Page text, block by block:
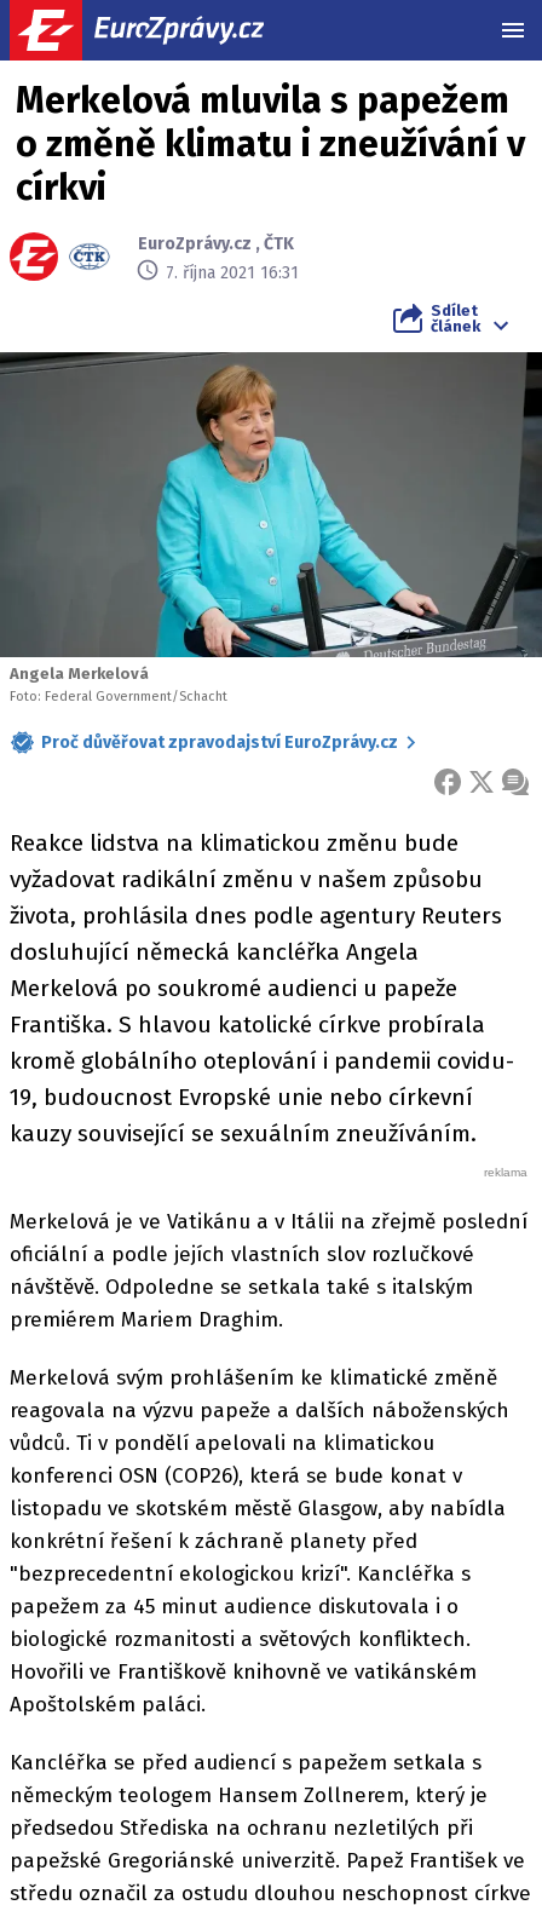
Merkelová mluvila s papežem
o změně klimatu i zneužívání v
církvi
EuroZprávy.cz ,ČTK
7. října 2021 16:31
Sdílet
článek
Angela Merkelová
Foto: Federal Government/Schacht
Proč důvěřovat zpravodajství EuroZprávy.cz
FACEBOOK
X
Reakce lidstva na klimatickou změnu bude
vyžadovat radikální změnu v našem způsobu
života, prohlásila dnes podle agentury Reuters
dosluhující německá kancléřka Angela
Merkelová po soukromé audienci u papeže
Františka. S hlavou katolické církve probírala
kromě globálního oteplování i pandemii covidu-
19, budoucnost Evropské unie nebo církevní
kauzy související se sexuálním zneužíváním.
Merkelová je ve Vatikánu a v Itálii na zřejmě poslední
oficiální a podle jejích vlastních slov rozlučkové
návštěvě. Odpoledne se setkala také s italským
premiérem Mariem Draghim.
Merkelová svým prohlášením ke klimatické změně
reagovala na výzvu papeže a dalších náboženských
vůdců. Ti v pondělí apelovali na klimatickou
konferenci OSN (COP26), která se bude konat v
listopadu ve skotském městě Glasgow, aby nabídla
konkrétní řešení k záchraně planety před
"bezprecedentní ekologickou krizí". Kancléřka s
papežem za 45 minut audience diskutovala i o
biologické rozmanitosti a světových konfliktech.
Hovořili ve Františkově knihovně ve vatikánském
Apoštolském paláci.
Kancléřka se před audiencí s papežem setkala s
německým teologem Hansem Zollnerem, který je
předsedou Střediska na ochranu nezletilých při
papežské Gregoriánské univerzitě. Papež František ve
středu označil za ostudu dlouhou neschopnost církve